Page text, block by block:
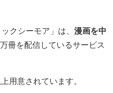
クシーモア」は、 漫画を中
冊を配信しているサービス
用意されています。